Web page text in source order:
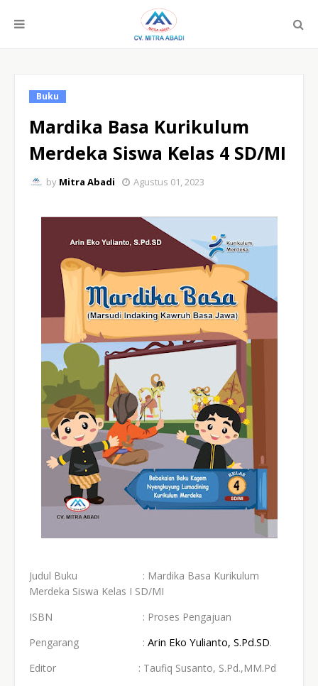
Buku
Mardika Basa Kurikulum
Merdeka Siswa Kelas 4 SD/MI
by Mitra Abadi Agustus 01, 2023
Judul Buku : Mardika Basa Kurikulum
Merdeka Siswa Kelas I SD/MI
ISBN
: Proses Pengajuan
Pengarang
: Arin Eko Yulianto, S.Pd.SD.
Editor
: Taufiq Susanto, S.Pd.,MM.Pd